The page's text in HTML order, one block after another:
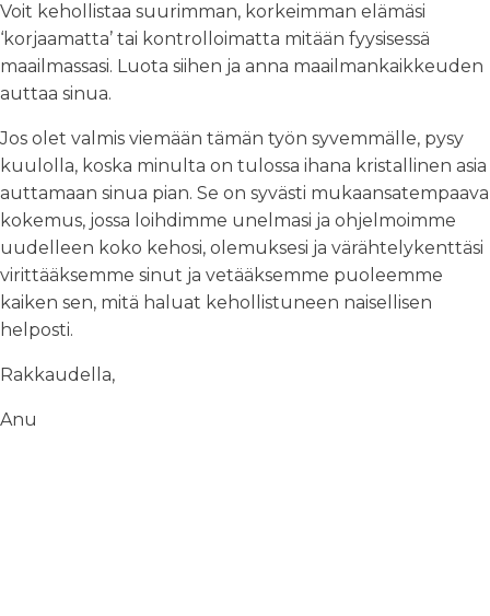
Voit kehollistaa suurimman, korkeimman elämäsi
‘korjaamatta’ tai kontrolloimatta mitään fyysisessä
maailmassasi. Luota siihen ja anna maailmankaikkeuden
auttaa sinua.
Jos olet valmis viemään tämän työn syvemmälle, pysy
kuulolla, koska minulta on tulossa ihana kristallinen asia
auttamaan sinua pian. Se on syvästi mukaansatempaava
kokemus, jossa loihdimme unelmasi ja ohjelmoimme
uudelleen koko kehosi, olemuksesi ja värähtelykenttäsi
virittääksemme sinut ja vetääksemme puoleemme
kaiken sen, mitä haluat kehollistuneen naisellisen
helposti.
Rakkaudella,
Anu